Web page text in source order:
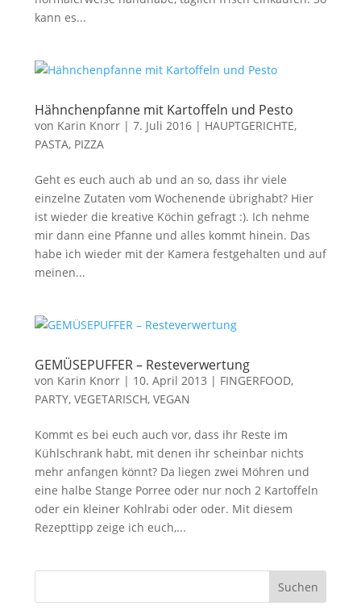
kann es...
Hähnchenpfanne mit Kartoffeln und Pesto
von Karin Knorr| 7. Juli 2016| HAUPTGERICHTE,
PASTA, PIZZA
Geht es euch auch ab und an so, dass ihr viele
einzelne Zutaten vom Wochenende übrighabt? Hier
ist wieder die kreative Köchin gefragt :). Ich nehme
mir dann eine Pfanne und alles kommt hinein. Das
habe ich wieder mit der Kamera festgehalten und auf
meinen...
GEMÜSEPUFFER – Resteverwertung
von Karin Knorr| 10. April 2013 | FINGERFOOD,
PARTY, VEGETARISCH, VEGAN
Kommt es bei euch auch vor, dass ihr Reste im
Kühlschrank habt, mit denen ihr scheinbar nichts
mehr anfangen könnt? Da liegen zwei Möhren und
eine halbe Stange Porree oder nur noch 2 Kartoffeln
oder ein kleiner Kohlrabi oder oder. Mit diesem
Rezepttipp zeige ich euch,...